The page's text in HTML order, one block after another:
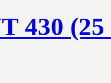
430